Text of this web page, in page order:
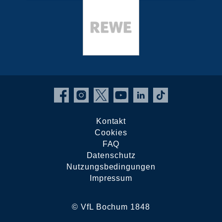
© VfL Bochum 1848
Kontakt
Cookies
FAQ
Datenschutz
Nutzungsbedingungen
Impressum